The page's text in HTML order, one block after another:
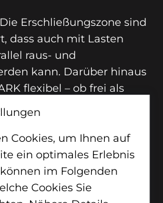
sind individuelle
beachten. Wir erstellen
Angebot
Gespräch.
Die Erschließungszone sind
dass auch mit Lasten
raus- und
kann. Darüber hinaus
flexibel – ob frei als
für alle Nutzer
zur Integration in
und
Das PEDALPARK richtet
Projekte, die über 100
Cookies, um Ihnen auf
ein optimales Erlebnis
im Folgenden
Cookies Sie